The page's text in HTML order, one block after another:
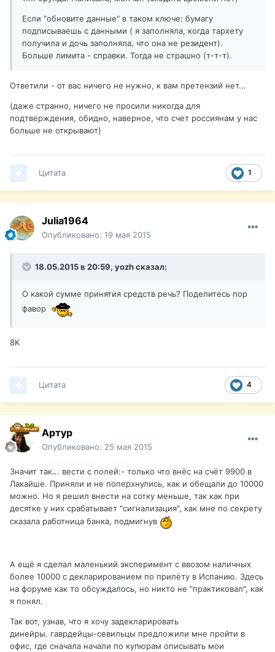
Если "обновите данные" в таком ключе: бумагу
подписываешь с данными ( я заполняла, когда тархету
получила и дочь заполняла, что она не резидент).
Больше лимита - справки. Тогда не страшно (т-т-т).
Ответили - от вас ничего не нужно, к вам претензий нет...
(даже странно, ничего не просили никогда для
подтверждения, обидно, наверное, что счет россиянам у нас
больше не открывают)
1
Цитата
Julia1964
Опубликовано: 19 мая 2015
18.05.2015 в 20:59, yozh сказал:
О какой сумме принятия средств речь? Поделитесь пор
фавор
8K
4
Цитата
Артур
Опубликовано: 25 мая 2015
Значит так... вести с полей:- только что внёс на счёт 9900 в
Лакайше. Приняли и не поперхнулись, как и обещали до 10000
можно. Но я решил внести на сотку меньше, так как при
десятке у них срабатывает "сигнализация", как мне по секрету
сказала работница банка, подмигнув
А ещё я сделал маленький эксперимент с ввозом наличных
более 10000 с декларированием по прилёту в Испанию. Здесь
на форуме как то обсуждалось, но никто не "практиковал", как
я понял.
Так вот, узнав, что я хочу задекларировать
динейры. гаврдейцы-севильцы предложили мне пройти в
офис, где сначала начали по купюрам описывать мои